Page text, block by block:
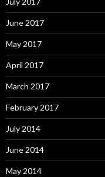
June 2017
May 2017
April 2017
March 2017
February 2017
July 2014
June 2014
May 2014